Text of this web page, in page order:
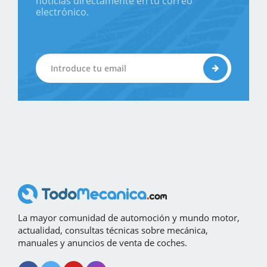
electrónico.
La mayor comunidad de automoción y mundo motor,
actualidad, consultas técnicas sobre mecánica,
manuales y anuncios de venta de coches.